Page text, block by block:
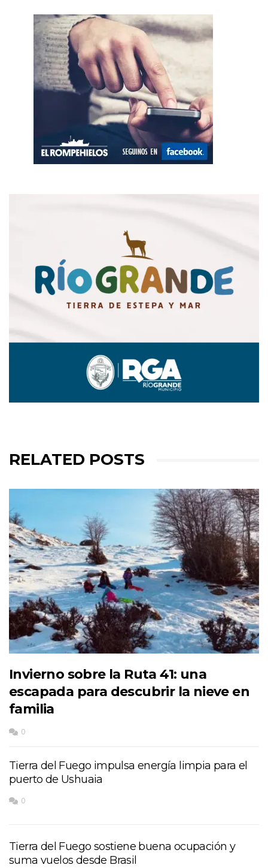
RELATED POSTS
Invierno sobre la Ruta 41: una
escapada para descubrir la nieve en
familia
0
Tierra del Fuego impulsa energía limpia para el
puerto de Ushuaia
0
Tierra del Fuego sostiene buena ocupación y
suma vuelos desde Brasil